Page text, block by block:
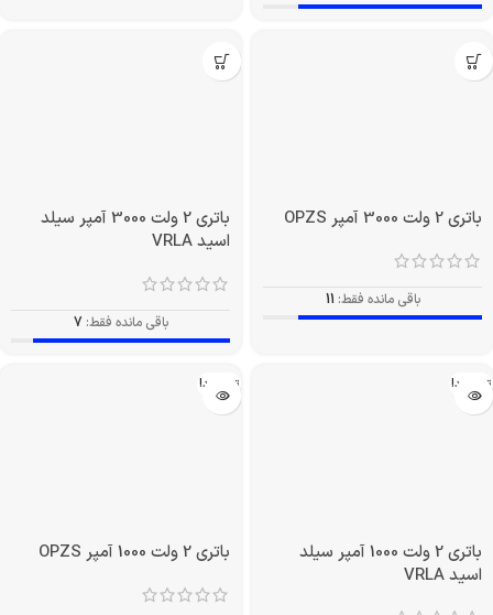
باتری 2 ولت 3000 آمپر OPZS
باقی مانده فقط: 11
باتری 2 ولت 3000 آمپر سیلد
اسید VRLA
باقی مانده فقط: 7
تمام شد!
باتری 2 ولت 1000 آمپر سیلد
اسید VRLA
تمام شد!
باتری 2 ولت 1000 آمپر OPZS